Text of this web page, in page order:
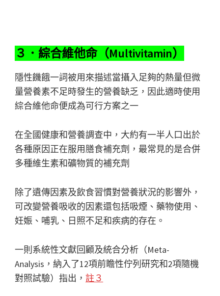
３．綜合維他命（Multivitamin）
隱性饑餓一詞被用來描述當攝入足夠的熱量但微
量營養素不足時發生的營養缺乏，因此適時使用
綜合維他命便成為可行方案之一
在全國健康和營養調查中，大約有一半人口出於
各種原因正在服用膳食補充劑，最常見的是合併
多種維生素和礦物質的補充劑
除了遺傳因素及飲食習慣對營養狀況的影響外，
可改變營養吸收的因素還包括吸煙、藥物使用、
妊娠、哺乳、日照不足和疾病的存在。
一則系統性文獻回顧及統合分析（Meta-
Analysis，納入了12項前瞻性佇列研究和2項隨機
對照試驗）指出， 註３